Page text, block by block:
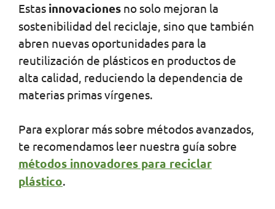
Estas innovaciones no solo mejoran la
sostenibilidad del reciclaje, sino que también
abren nuevas oportunidades para la
reutilización de plásticos en productos de
alta calidad, reduciendo la dependencia de
materias primas vírgenes.
Para explorar más sobre métodos avanzados,
te recomendamos leer nuestra guía sobre
métodos innovadores para reciclar
plástico.